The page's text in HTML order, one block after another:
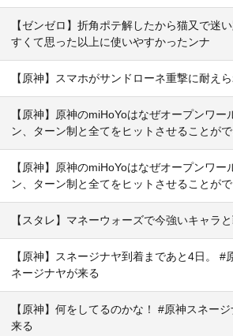
【ゼンゼロ】折角ポテ解したから猫又で迷
すくて思った以上に使いやすかったンナ
【原神】スマホがサンドローネ重撃に耐え
【原神】原神のmiHoYoはなぜオープンワー
ン、ターン制と全てをヒットさせることが
【原神】原神のmiHoYoはなぜオープンワー
ン、ターン制と全てをヒットさせることが
【スタレ】マネーウォーズで今強いキャラ
【原神】スネージナヤ到着まであと4日。 #
ネージナヤが来る
【原神】何をしてるのかな！ #原神スネー
来る